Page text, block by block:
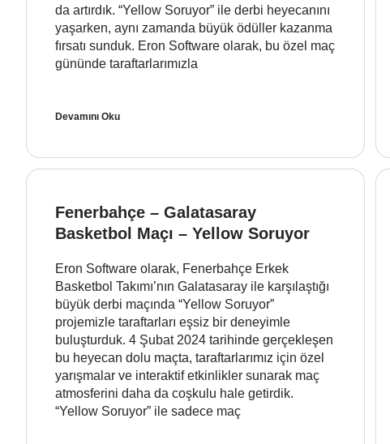
da artırdık. “Yellow Soruyor” ile derbi heyecanını
yaşarken, aynı zamanda büyük ödüller kazanma
fırsatı sunduk. Eron Software olarak, bu özel maç
gününde taraftarlarımızla
Devamını Oku
Fenerbahçe – Galatasaray
Basketbol Maçı – Yellow Soruyor
Eron Software olarak, Fenerbahçe Erkek
Basketbol Takımı’nın Galatasaray ile karşılaştığı
büyük derbi maçında “Yellow Soruyor”
projemizle taraftarları eşsiz bir deneyimle
buluşturduk. 4 Şubat 2024 tarihinde gerçekleşen
bu heyecan dolu maçta, taraftarlarımız için özel
yarışmalar ve interaktif etkinlikler sunarak maç
atmosferini daha da coşkulu hale getirdik.
“Yellow Soruyor” ile sadece maç